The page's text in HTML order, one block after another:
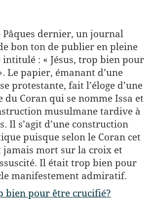
Pâques dernier, un journal
bon ton de publier en pleine
: « Jésus, trop bien pour
Le papier, émanant d’une
protestante, fait l’éloge d’une
Coran qui se nomme Issa et
musulmane tardive à
Il s’agit d’une construction
puisque selon le Coran cet
jamais mort sur la croix et
Il était trop bien pour
manifestement admiratif.
bien pour être crucifié?